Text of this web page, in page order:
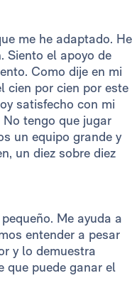
me he adaptado. He
. Siento el apoyo de
Como dije en mi
cien por cien por este
satisfecho con mi
No tengo que jugar
un equipo grande y
un diez sobre diez
Me ayuda a
entender a pesar
y lo demuestra
que puede ganar el